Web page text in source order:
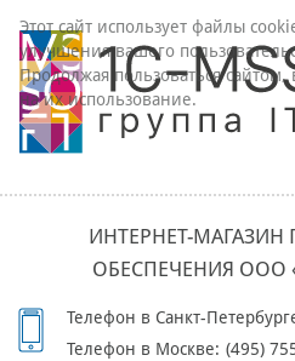
ИНТЕРНЕТ-
ОБЕСПЕЧЕНИЯ ООО
Телефон в Санкт-
Телефон в Москве: (495)
Этот сайт использует файлы
улучшения вашего
Продолжая пользоваться сайтом,
на их использование.